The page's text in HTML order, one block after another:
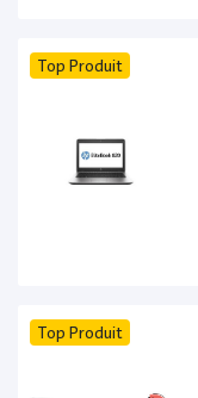
Top Produit
Top Produit